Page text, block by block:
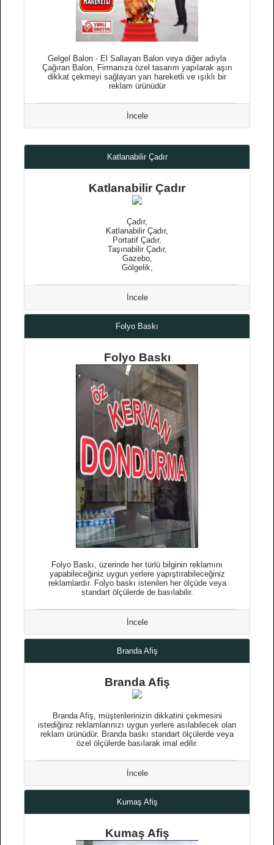
Gelgel Balon - El Sallayan Balon veya diğer adıyla
Çağıran Balon, Firmanıza özel tasarım yapılarak aşırı
dikkat çekmeyi sağlayan yarı hareketli ve ışıklı bir
reklam ürünüdür
İncele
Katlanabilir Çadır
Katlanabilir Çadır
Çadır,
Katlanabilir Çadır,
Portatif Çadır,
Taşınabilir Çadır,
Gazebo,
Gölgelik,
İncele
Folyo Baskı
Folyo Baskı
Folyo Baskı, üzerinde her türlü bilginin reklamını
yapabileceğiniz uygun yerlere yapıştırabileceğiniz
reklamlardır. Folyo baskı istenilen her ölçüde veya
standart ölçülerde de basılabilir.
İncele
Branda Afiş
Branda Afiş
Branda Afiş, müşterilerinizin dikkatini çekmesini
istediğiniz reklamlarınızı uygun yerlere asılabilecek olan
reklam ürünüdür. Branda baskı standart ölçülerde veya
özel ölçülerde basılarak imal edilir.
İncele
Kumaş Afiş
Kumaş Afiş